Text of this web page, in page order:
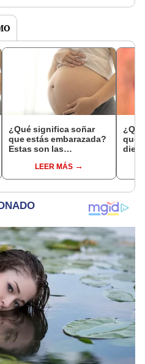
¿Qué significa soñar
que estás embarazada?
Estas son las
comunesLEER MÁS
que